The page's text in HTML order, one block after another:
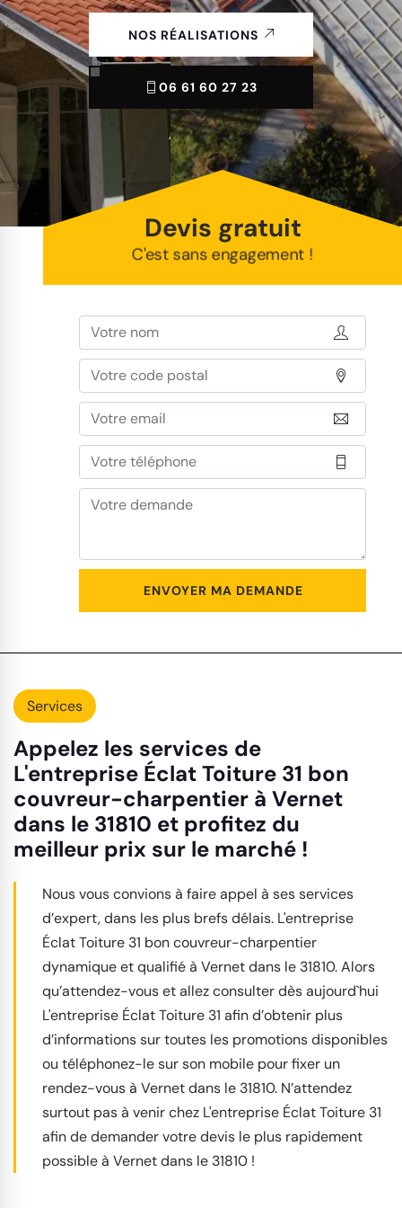
NOS RÉALISATIONS
06 61 60 27 23
Devis gratuit
C'est sans engagement !
Services
Appelez les services de
L'entreprise Éclat Toiture 31 bon
couvreur-charpentier à Vernet
dans le 31810 et profitez du
meilleur prix sur le marché !
Nous vous convions à faire appel à ses services
d’expert, dans les plus brefs délais. L'entreprise
Éclat Toiture 31 bon couvreur-charpentier
dynamique et qualifié à Vernet dans le 31810. Alors
qu’attendez-vous et allez consulter dès aujourd`hui
L'entreprise Éclat Toiture 31 afin d’obtenir plus
d’informations sur toutes les promotions disponibles
ou téléphonez-le sur son mobile pour fixer un
rendez-vous à Vernet dans le 31810. N’attendez
surtout pas à venir chez L'entreprise Éclat Toiture 31
afin de demander votre devis le plus rapidement
possible à Vernet dans le 31810 !